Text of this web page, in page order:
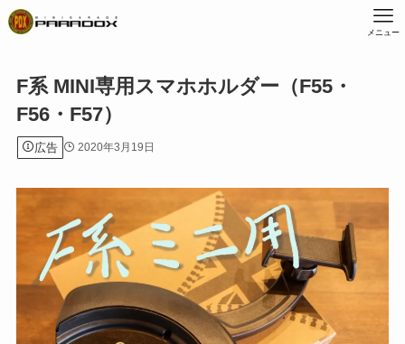
メニュー
F系 MINI専用スマホホルダー（F55・
F56・F57）
広告 2020年3月19日